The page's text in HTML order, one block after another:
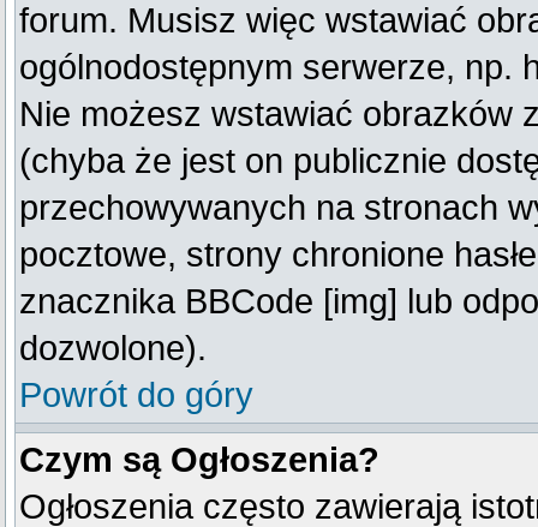
forum. Musisz więc wstawiać
ogólnodostępnym serwerze, np.
Nie możesz wstawiać obrazków
(chyba że jest on publicznie
przechowywanych na stronach
pocztowe, strony chronione
znacznika BBCode [img] lub
dozwolone).
Powrót do góry
Czym są Ogłoszenia?
Ogłoszenia często zawierają